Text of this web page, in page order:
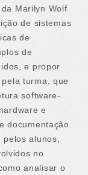
Marilyn Wolf
de sistemas
de
de
e propor
turma, que
software-
e
documentação.
pelos alunos,
no
analisar o